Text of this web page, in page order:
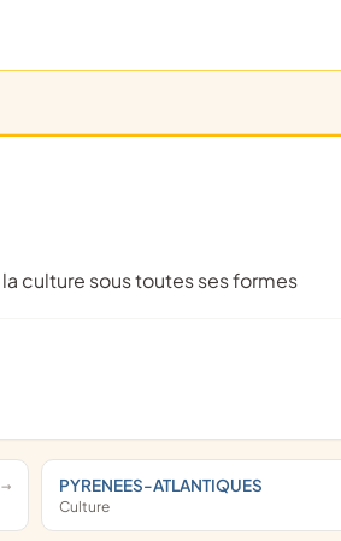
culture sous toutes ses formes
PYRENEES-ATLANTIQUES
Culture